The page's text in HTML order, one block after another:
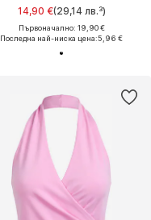
14,90 €(29,14 лв.³)
Първоначално: 19,90 €
Последна най-ниска цена:5,96 €